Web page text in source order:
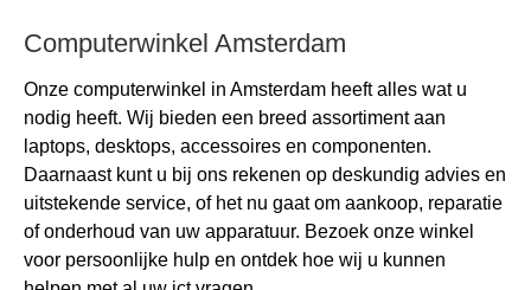
Computerwinkel Amsterdam
Onze computerwinkel in Amsterdam heeft alles wat u
nodig heeft. Wij bieden een breed assortiment aan
laptops, desktops, accessoires en componenten.
Daarnaast kunt u bij ons rekenen op deskundig advies en
uitstekende service, of het nu gaat om aankoop, reparatie
of onderhoud van uw apparatuur. Bezoek onze winkel
voor persoonlijke hulp en ontdek hoe wij u kunnen